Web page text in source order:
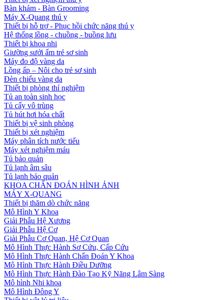
Bàn khám - Bàn Grooming
Máy X-Quang thú y
Thiết bị hỗ trợ - Phục hồi chức năng thú y
Hệ thống lồng - chuồng - buồng lưu
Thiết bị khoa nhi
Giường sưởi ấm trẻ sơ sinh
Máy đo độ vàng da
Lồng ấp – Nôi cho trẻ sơ sinh
Đèn chiếu vàng da
Thiết bị phòng thí nghiệm
Tủ an toàn sinh học
Tủ cấy vô trùng
Tủ hút hơi hóa chất
Thiết bị vệ sinh phòng
Thiết bị xét nghiệm
Máy phân tích nước tiểu
Máy xét nghiệm máu
Tủ bảo quản
Tủ lạnh âm sâu
Tủ lạnh bảo quản
KHOA CHẨN ĐOÁN HÌNH ẢNH
MÁY X-QUANG
Thiết bị thăm dò chức năng
Mô Hình Y Khoa
Giải Phẫu Hệ Xương
Giải Phẫu Hệ Cơ
Giải Phẫu Cơ Quan, Hệ Cơ Quan
Mô Hình Thực Hành Sơ Cứu, Cấp Cứu
Mô Hình Thực Hành Chẩn Đoán Y Khoa
Mô Hình Thực Hành Điều Dưỡng
Mô Hình Thực Hành Đào Tạo Kỹ Năng Lâm Sàng
Mô hình Nhi khoa
Mô Hình Đông Y